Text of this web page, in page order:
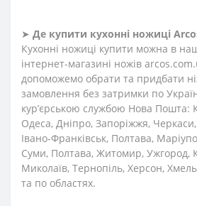
➤ Де купити кухонні ножиці
Кухонні ножиці купити можна в
інтернет-магазині ножів
допоможемо обрати та придбати
замовлення без затримки по
кур’єрською службою Нова Пошта:
Одеса, Дніпро, Запоріжжя,
Івано-Франківськ, Полтава,
Суми, Полтава, Житомир, Ужгород,
Миколаїв, Тернопіль, Херсон,
та по областях.